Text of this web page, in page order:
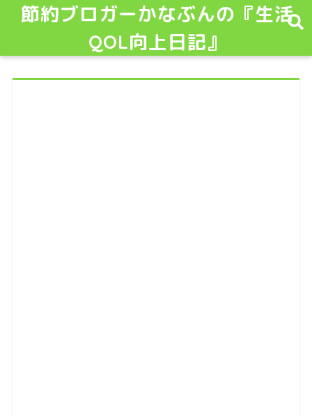
節約ブロガーかなぶんの『生活
QOL向上日記』